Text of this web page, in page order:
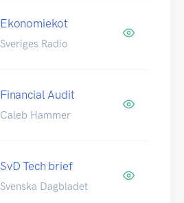
Ekonomiekot
Sveriges Radio
Financial Audit
Caleb Hammer
SvD Tech brief
Svenska Dagbladet